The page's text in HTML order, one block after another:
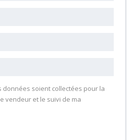
données soient collectées pour la
vendeur et le suivi de ma